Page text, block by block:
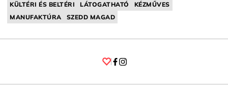
KÜLTÉRI ÉS BELTÉRI LÁTOGATHATÓ
KÉZMŰVES
MANUFAKTÚRA
SZEDD MAGAD